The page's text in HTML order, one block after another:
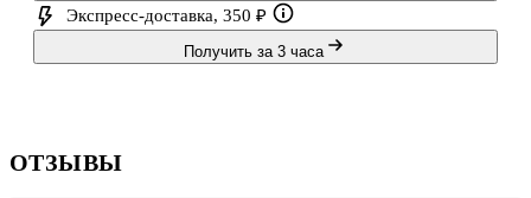
Экспресс-доставка, 350 ₽
Получить за 3 часа
ОТЗЫВЫ